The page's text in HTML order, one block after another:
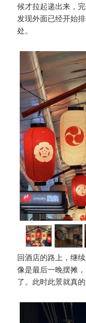
候才拉起递出来，
发现外面已经开始
处。
回酒店的路上，继
像是最后一晚摆摊
了。此时此景就真